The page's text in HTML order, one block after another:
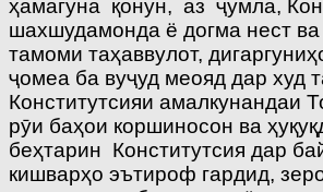
ҳамагуна қонун, аз ҷумла,
шахшудамонда ё догма нест
тамоми таҳаввулот,
ҷомеа ба вуҷуд меояд дар худ
Конститутсияи амалкунандаи
рӯи баҳои коршиносон ва
беҳтарин Конститутсия дар
кишварҳо эътироф гардид,